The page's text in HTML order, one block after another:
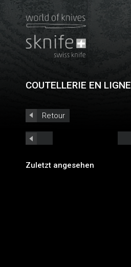
COUTELLERIE EN LIGNE
Retour
Zuletzt angesehen